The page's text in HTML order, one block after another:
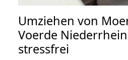
Umziehen von
Voerde Niederrhein
stressfrei